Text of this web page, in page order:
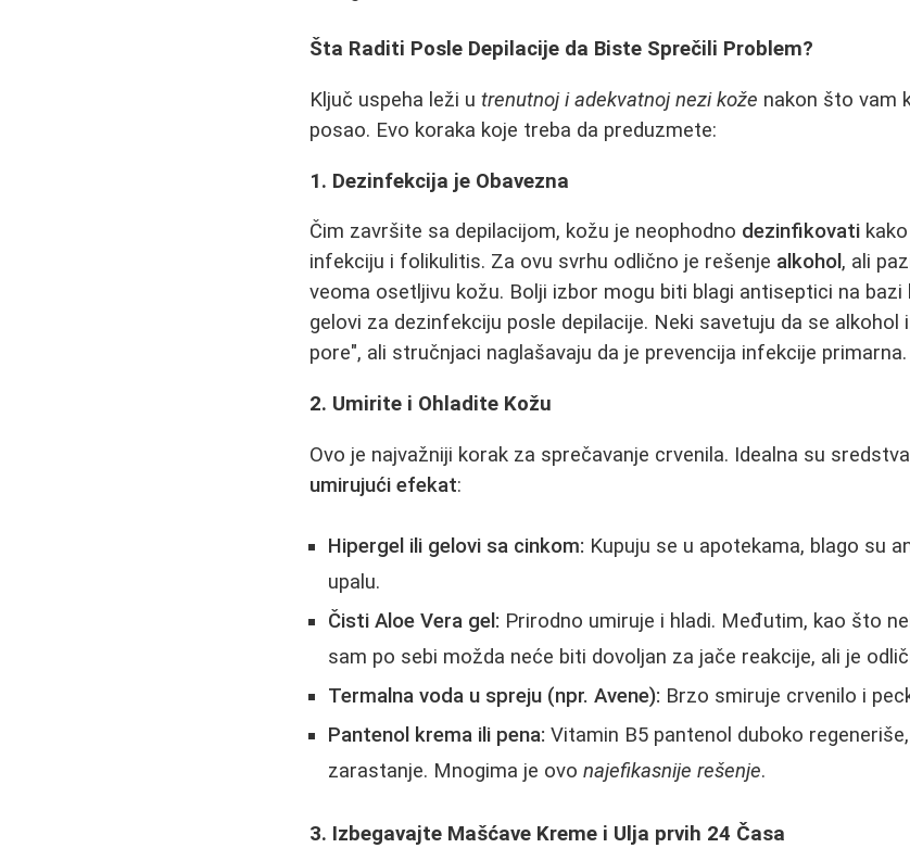
Šta Raditi Posle Depilacije da Biste Sprečili Problem?
Ključ uspeha leži utrenutnoj i adekvatnoj nezi kože nakon što vam
posao. Evo koraka koje treba da preduzmete:
1. Dezinfekcija je Obavezna
Čim završite sa depilacijom, kožu je neophodno dezinfikovati
infekciju i folikulitis. Za ovu svrhu odlično je rešenje alkohol, ali
veoma osetljivu kožu. Bolji izbor mogu biti blagi antiseptici na bazi
gelovi za dezinfekciju posle depilacije. Neki savetuju da se alkohol
pore", ali stručnjaci naglašavaju da je prevencija infekcije primarna.
2. Umirite i Ohladite Kožu
Ovo je najvažniji korak za sprečavanje crvenila. Idealna su
umirujući efekat:
Hipergel ili gelovi sa cinkom: Kupuju se u apotekama, blago su
upalu.
Čisti Aloe Vera gel: Prirodno umiruje i hladi. Međutim, kao što
sam po sebi možda neće biti dovoljan za jače reakcije, ali je
Termalna voda u spreju (npr. Avene): Brzo smiruje crvenilo i
Pantenol krema ili pena: Vitamin B5 pantenol duboko
zarastanje. Mnogima je ovonajefikasnije rešenje.
3. Izbegavajte Mašćave Kreme i Ulja prvih 24 Časa